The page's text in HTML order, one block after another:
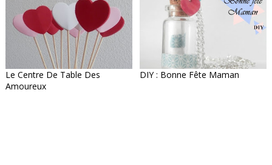
Le Centre De Table Des
Amoureux
DIY : Bonne Fête Maman